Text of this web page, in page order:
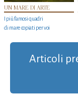
UN MARE DI ARTE
I più famosi quadri
di mare copiati per voi
Articoli